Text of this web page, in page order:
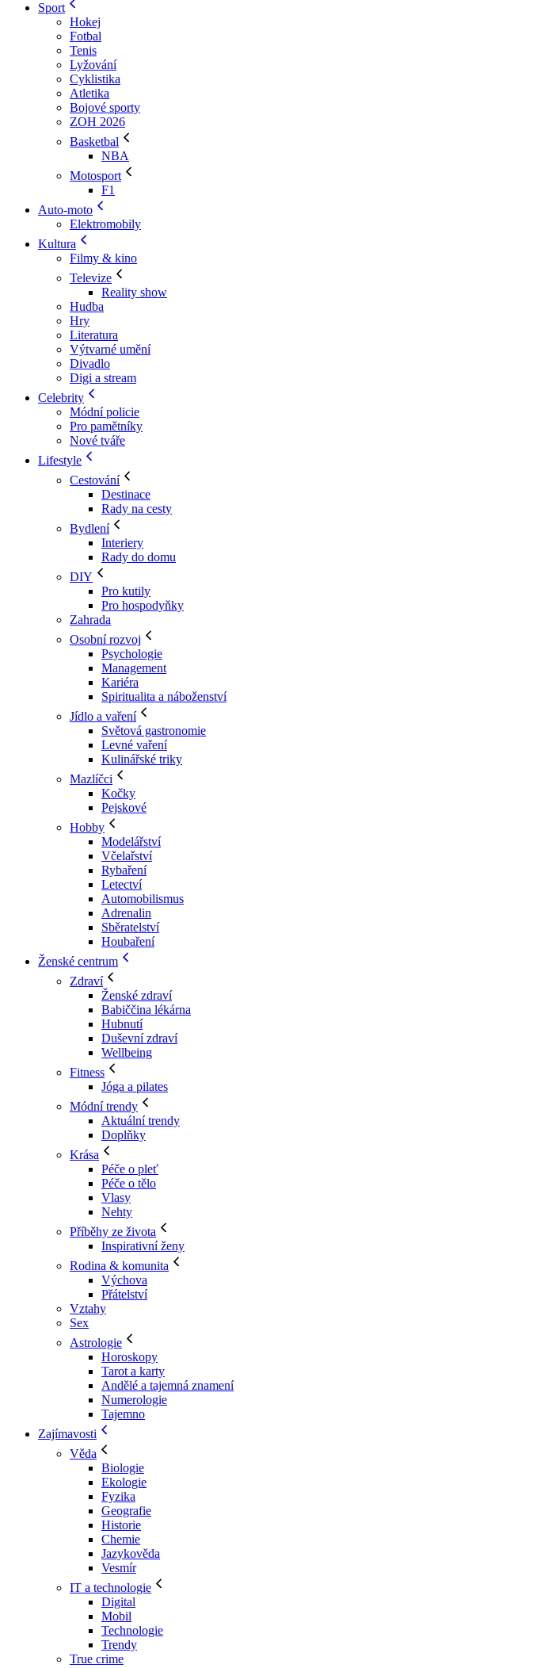
Sport
Hokej
Fotbal
Tenis
Lyžování
Cyklistika
Atletika
Bojové sporty
ZOH 2026
Basketbal
NBA
Motosport
F1
Auto-moto
Elektromobily
Kultura
Filmy & kino
Televize
Reality show
Hudba
Hry
Literatura
Výtvarné umění
Divadlo
Digi a stream
Celebrity
Módní policie
Pro pamětníky
Nové tváře
Lifestyle
Cestování
Destinace
Rady na cesty
Bydlení
Interiery
Rady do domu
DIY
Pro kutily
Pro hospodyňky
Zahrada
Osobní rozvoj
Psychologie
Management
Kariéra
Spiritualita a náboženství
Jídlo a vaření
Světová gastronomie
Levné vaření
Kulinářské triky
Mazlíčci
Kočky
Pejskové
Hobby
Modelářství
Včelařství
Rybaření
Letectví
Automobilismus
Adrenalin
Sběratelství
Houbaření
Ženské centrum
Zdraví
Ženské zdraví
Babiččina lékárna
Hubnutí
Duševní zdraví
Wellbeing
Fitness
Jóga a pilates
Módní trendy
Aktuální trendy
Doplňky
Krása
Péče o pleť
Péče o tělo
Vlasy
Nehty
Příběhy ze života
Inspirativní ženy
Rodina & komunita
Výchova
Přátelství
Vztahy
Sex
Astrologie
Horoskopy
Tarot a karty
Andělé a tajemná znamení
Numerologie
Tajemno
Zajímavosti
Věda
Biologie
Ekologie
Fyzika
Geografie
Historie
Chemie
Jazykověda
Vesmír
IT a technologie
Digital
Mobil
Technologie
Trendy
True crime